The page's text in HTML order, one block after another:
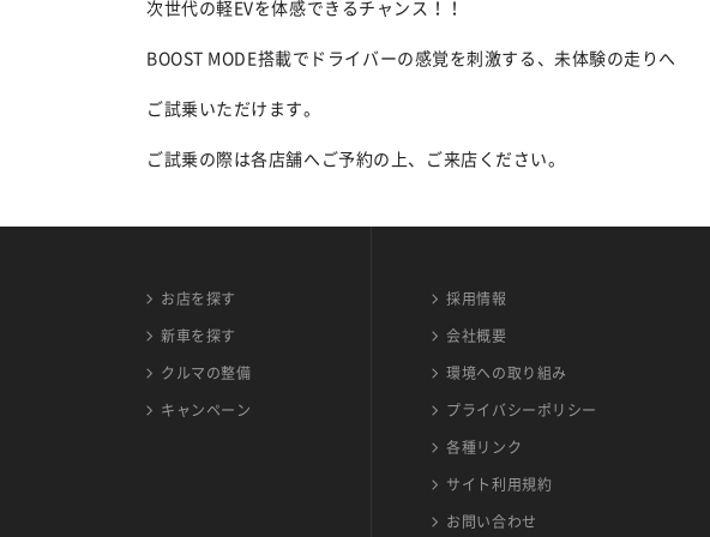
次世代の軽EVを体感できるチャンス！！
BOOST MODE搭載でドライバーの感覚を刺激する、未体験の走りへ
ご試乗いただけます。
ご試乗の際は各店舗へご予約の上、ご来店ください。
お店を探す
新車を探す
クルマの整備
キャンペーン
採用情報
会社概要
環境への取り組み
プライバシーポリシー
各種リンク
サイト利用規約
お問い合わせ